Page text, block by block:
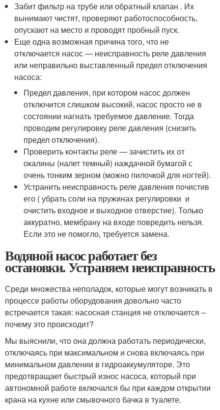
Забит фильтр на трубе или обратный клапан . Их
вынимают чистят, проверяют работоспособность,
опускают на место и проводят пробный пуск.
Еще одна возможная причина того, что не
отключается насос — неисправность реле давления
или неправильно выставленный предел отключения
насоса:
Предел давления, при котором насос должен
отключится слишком высокий, насос просто не в
состоянии нагнать требуемое давление. Тогда
проводим регулировку реле давления (снизить
предел отключения).
Проверить контакты реле — зачистить их от
окалины (налет темный) наждачной бумагой с
очень тонким зерном (можно пилочкой для ногтей).
Устранить неисправность реле давления почистив
его ( убрать соли на пружинах регулировки и
очистить входное и выходное отверстие). Только
аккуратно, мембрану на входе повредить нельзя.
Если это не помогло, требуется замена.
Водяной насос работает без
остановки. Устраняем неисправность
Среди множества неполадок, которые могут возникать в
процессе работы оборудования довольно часто
встречается такая: насосная станция не отключается –
почему это происходит?
Мы выяснили, что она должна работать периодически,
отключаясь при максимальном и снова включаясь при
минимальном давлении в гидроаккумуляторе. Это
предотвращает быстрый износ насоса, который при
автономной работе включался бы при каждом открытии
крана на кухне или смывочного бачка в туалете.